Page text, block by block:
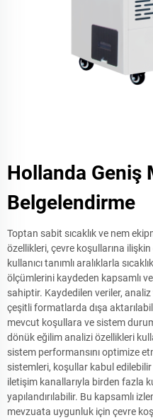
Hollanda Geniş
Belgelendirme
Toptan sabit sıcaklık ve nem
özellikleri, çevre koşullarına
kullanıcı tanımlı aralıklarla
ölçümlerini kaydeden kapsamlı
sahiptir. Kaydedilen veriler,
çeşitli formatlarda dışa
mevcut koşullara ve sistem
dönük eğilim analizi özellikleri
sistem performansını optimize
sistemleri, koşullar kabul edilebilir
iletişim kanallarıyla birden fazla
yapılandırılabilir. Bu kapsamlı
mevzuata uygunluk için çevre